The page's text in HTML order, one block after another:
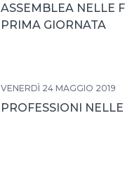
ASSEMBLEA NELLE
PRIMA GIORNATA
VENERDÌ 24 MAGGIO 2019
PROFESSIONI